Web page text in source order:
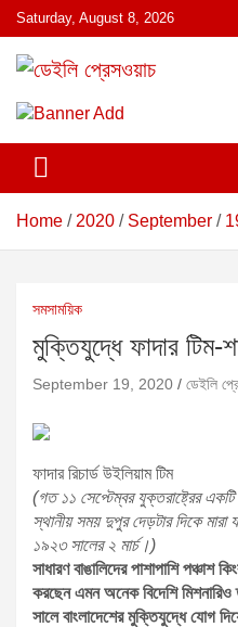
k
e
Saturday, August 8, 2026
ডেইলি প্রেসওয়াচ
Home 2020 September
সমসাময়িক
মুক্তিযুদ্ধে ফাদার টিম-
September 19, 2020 ডেইলি
ফাদার রিচার্ড উইলিয়াম টিম
(গত ১১ সেপ্টেম্বর যুক্তরাষ্ট্রের একটি
স্থানীয় সময় দুপুর দেড়টার দিকে মারা
১৯২৩ সালের ২ মার্চ।)
সাধারণ বাঙালিদের পাশাপাশি পঞ্চাশ
করছেন এমন অনেক বিদেশি মিশনারিও
সালে বাংলাদেশের মুক্তিযুদ্ধে যোগ